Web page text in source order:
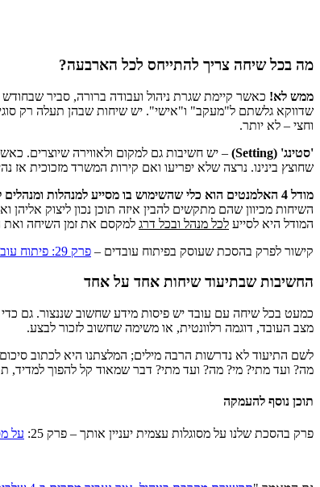
מה בכל שיחה צריך להתייחס לכל הארבעה?
ממש לא!
שדווקא גלשתם ל"מעקב" ו"אישי". יש שיחות שבהן תעלה רק
וחצי – לא יותר.
'סטינג' (Setting)
שחוצץ בינינו. נרצה שלא יפריעו ואם קירות המשרד מזכוכית
מודל 4 האלמנטים הוא כלי שהשימוש בו מסייע למנהלות ומנהלים להיות אפקטיביים ויעילים יותר בשיחות האחד על אחד שלהם
השיחות מכיוון שהם מתקשים להבין איזה תוכן נכון ליצוק
המודל היא לסייע לכל מנהל ובכל דרג למקסם את זמן השיחה ואת
קישור לפרק בהסכת שעוסק בפיתוח עובדים – פרק 29: פיתוח עובדים, איך עושים את זה באמת?
החשיבות שבתיעוד שיחות אחד על אחד
כמעט בכל שיחה עם עובד יש פיסות מידע שחשוב שננצור. גם
מצב העובד, דוגמה רלוונטית, או משימה שחשוב לזכור לבצע.
לשם התיעוד לא נדרשות הרבה מילים; המלצתנו היא לכתוב
מה? ועד מתי? מי? מה? ועד מתי? דבר שמאוד קל להפוך למדיד,
תוכן נוסף להעמקה
פרק בהסכת שלנו על מסוגלות עצמית יעניין אותך – פרק 25: על